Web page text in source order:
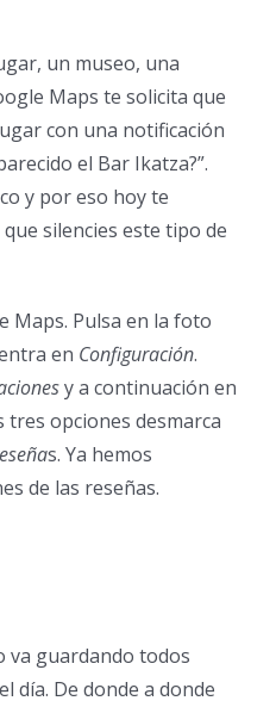
un museo, una
Maps te solicita que
con una notificación
el Bar Ikatza?”.
y por eso hoy te
silencies este tipo de
Maps. Pulsa en la foto
en Configuración.
y a continuación en
tres opciones desmarca
s. Ya hemos
de las reseñas.
va guardando todos
día. De donde a donde